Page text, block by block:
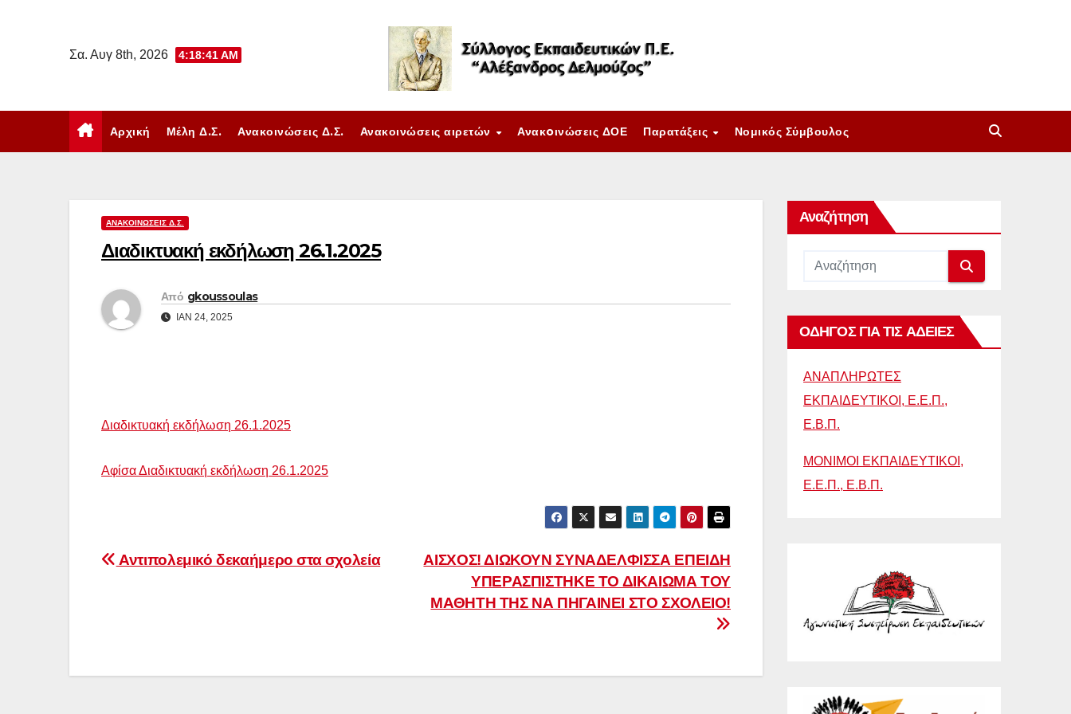
Σα. Αυγ 8th, 2026 4:18:42 AM
Αρχική Μέλη Δ.Σ. Ανακοινώσεις Δ.Σ. Ανακοινώσεις αιρετών Ανακoινώσεις ΔΟΕ Παρατάξεις Νομικός Σύμβουλος
ΑΝΑΚΟΙΝΏΣΕΙΣ Δ.Σ.
Διαδικτυακή εκδήλωση 26.1.2025
Από gkoussoulas
ΙΑΝ 24, 2025
Διαδικτυακή εκδήλωση 26.1.2025
Αφίσα Διαδικτυακή εκδήλωση 26.1.2025
Πλοήγηση
ΑΙΣΧΟΣ! ΔΙΩΚΟΥΝ ΣΥΝΑΔΕΛΦΙΣΣΑ ΕΠΕΙΔΗ
ΥΠΕΡΑΣΠΙΣΤΗΚΕ ΤΟ ΔΙΚΑΙΩΜΑ ΤΟΥ
ΜΑΘΗΤΗ ΤΗΣ ΝΑ ΠΗΓΑΙΝΕΙ ΣΤΟ ΣΧΟΛΕΙΟ!
Αντιπολεμικό δεκαήμερο στα σχολεία
Αναζήτηση
ΟΔΗΓΟΣ ΓΙΑ ΤΙΣ ΑΔΕΙΕΣ
ΑΝΑΠΛΗΡΩΤΕΣ
ΕΚΠΑΙΔΕΥΤΙΚΟΙ, Ε.Ε.Π.,
Ε.Β.Π.
ΜΟΝΙΜΟΙ ΕΚΠΑΙΔΕΥΤΙΚΟΙ,
Ε.Ε.Π., Ε.Β.Π.